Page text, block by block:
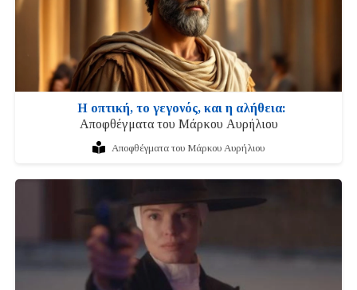
Η οπτική, το γεγονός, και η αλήθεια:
Αποφθέγματα του Μάρκου Αυρήλιου
Αποφθέγματα του Μάρκου Αυρήλιου